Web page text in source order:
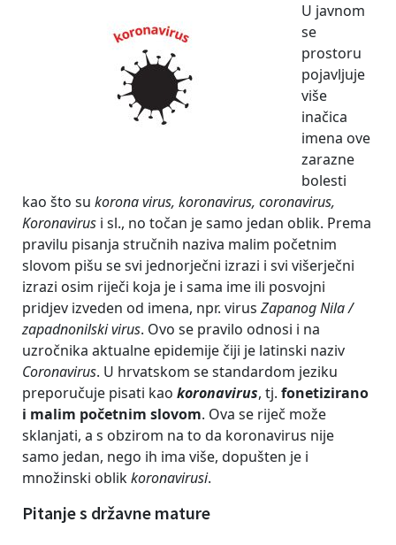
U javnom
se
prostoru
pojavljuje
više
inačica
imena ove
zarazne
bolesti
kao što su korona virus, koronavirus, coronavirus,
Koronavirus i sl., no točan je samo jedan oblik. Prema
pravilu pisanja stručnih naziva malim početnim
slovom pišu se svi jednorječni izrazi i svi višerječni
izrazi osim riječi koja je i sama ime ili posvojni
pridjev izveden od imena, npr. virus Zapanog Nila /
zapadnonilski virus. Ovo se pravilo odnosi i na
uzročnika aktualne epidemije čiji je latinski naziv
Coronavirus. U hrvatskom se standardom jeziku
preporučuje pisati kao koronavirus, tj. fonetizirano
i malim početnim slovom. Ova se riječ može
sklanjati, a s obzirom na to da koronavirus nije
samo jedan, nego ih ima više, dopušten je i
množinski oblikkoronavirusi.
Pitanje s državne mature